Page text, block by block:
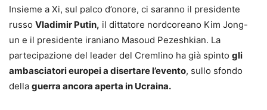
Insieme a Xi, sul palco d’onore, ci saranno il presidente
russo Vladimir Putin, il dittatore nordcoreano Kim Jong-
un e il presidente iraniano Masoud Pezeshkian. La
partecipazione del leader del Cremlino ha già spinto gli
ambasciatori europei a disertare l’evento, sullo sfondo
della guerra ancora aperta in Ucraina.